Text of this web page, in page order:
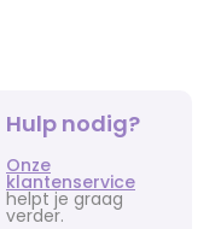
Hulp nodig?
Onze
klantenservice
helpt je graag
verder.